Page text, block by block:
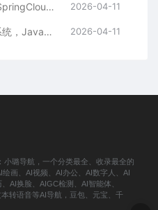
MallCloud 商城源码：基于 SpringCloud Alibaba 的高并发电商系统深度解析 2026-04-11
weiidt-saas开源电商SaaS系统，Java社区版，支持多租户与插件化扩展 2026-04-11
璐导航，一个分类最全、收录最全的
画、AI视频、AI办公、AI数字人、AI
AI换脸、AIGC检测、AI智能体、
转语音等AI导航，豆包、元宝、千